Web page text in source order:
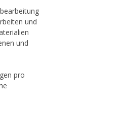
und
und
pro